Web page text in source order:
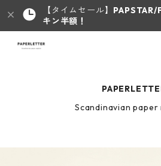
【タイムセール】
キン半額！
Scandinavian paper